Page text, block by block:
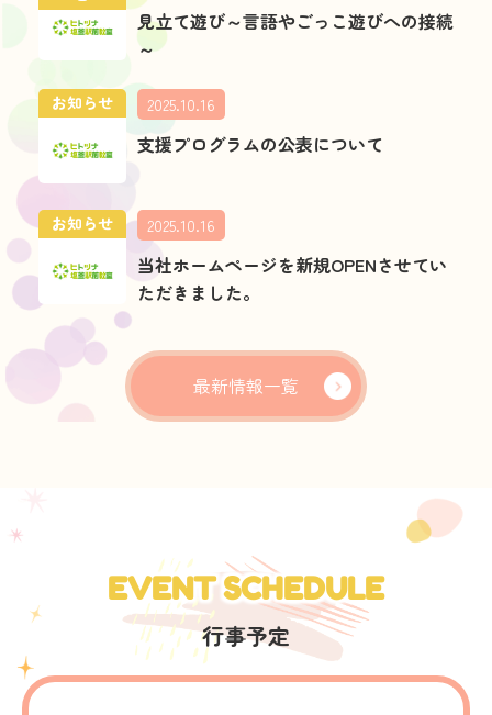
見立て遊び～言語やごっこ遊びへの接続
～
お知らせ
支援プログラムの公表について
2025.10.16
お知らせ
当社ホームページを新規OPENさせてい
ただきました。
2025.10.16
最新情報一覧
EVENT SCHEDULE
行事予定